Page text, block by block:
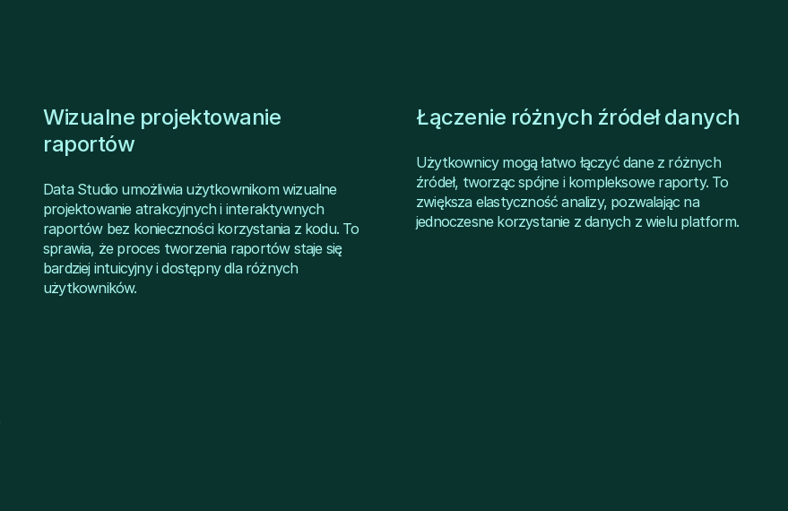
Wizualne projektowanie
raportów
Data Studio umożliwia użytkownikom wizualne
projektowanie atrakcyjnych i interaktywnych
raportów bez konieczności korzystania z kodu. To
sprawia, że proces tworzenia raportów staje się
bardziej intuicyjny i dostępny dla różnych
użytkowników.
Łączenie różnych źródeł danych
Użytkownicy mogą łatwo łączyć dane z różnych
źródeł, tworząc spójne i kompleksowe raporty. To
zwiększa elastyczność analizy, pozwalając na
jednoczesne korzystanie z danych z wielu platform.